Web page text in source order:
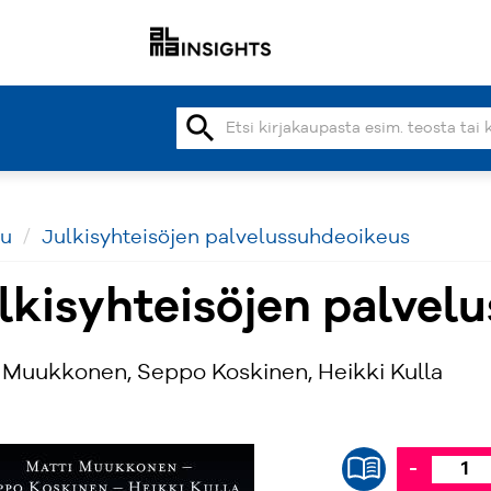
search
Julkisyhteisöjen palvelussuhdeoikeus
Seppo Koskinen, Heikki Kulla
-